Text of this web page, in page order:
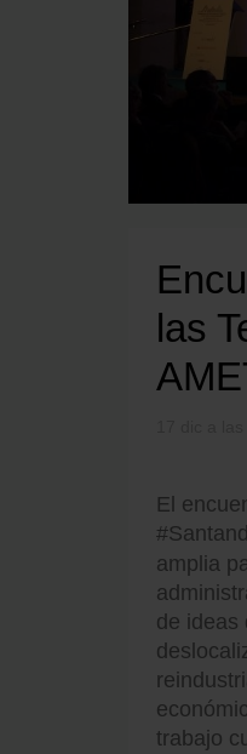
las
El
amplia
de ideas
trabajo